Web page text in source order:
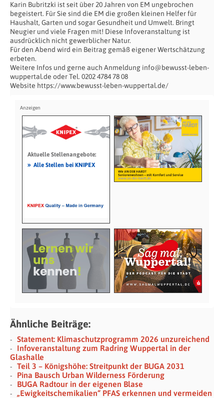
Karin Bubritzki ist seit über 20 Jahren von EM ungebrochen
begeistert. Für Sie sind die EM die großen kleinen Helfer für
Haushalt, Garten und sogar Gesundheit und Umwelt. Bringt
Neugier und viele Fragen mit! Diese Infoveranstaltung ist
ausdrücklich nicht gewerblicher Natur.
Für den Abend wird ein Beitrag gemäß eigener Wertschätzung
erbeten.
Weitere Infos und gerne auch Anmeldung info@bewusst-leben-
wuppertal.de oder Tel. 0202 4784 78 08
Website https://www.bewusst-leben-wuppertal.de/
Aktuelle Stellenangebote:
» Alle Stellen bei KNIPEX
Ähnliche Beiträge:
Statement: Klimaschutzprogramm 2026 unzureichend
Infoveranstaltung zum Radring Wuppertal in der
Glashalle
Teil 3 – Königshöhe: Streitpunkt der BUGA 2031
Pina Bausch Urban Wilderness Förderung
BUGA Radtour in der eigenen Blase
„Ewigkeitschemikalien“ PFAS erkennen und vermeiden